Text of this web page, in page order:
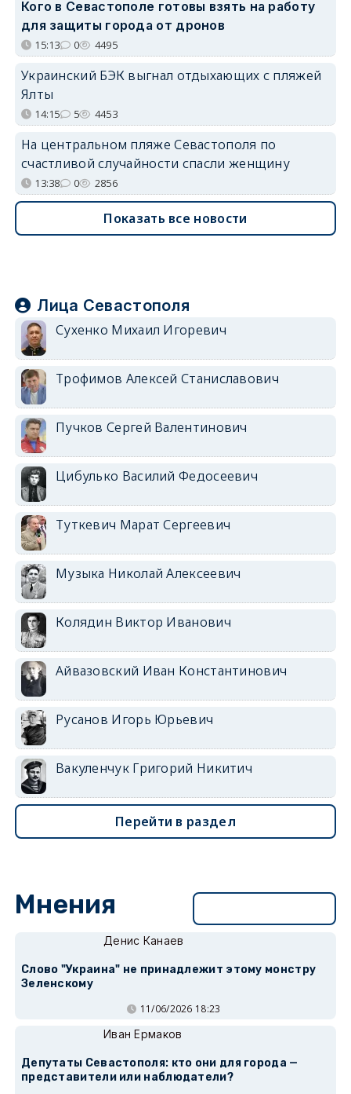
Кого в Севастополе готовы взять на работу
для защиты города от дронов
15:13 0 4495
Украинский БЭК выгнал отдыхающих с пляжей
Ялты
14:15 5 4453
На центральном пляже Севастополя по
счастливой случайности спасли женщину
13:38 0 2856
Показать все новости
Лица Севастополя
Сухенко Михаил Игоревич
Трофимов Алексей Станиславович
Пучков Сергей Валентинович
Цибулько Василий Федосеевич
Туткевич Марат Сергеевич
Музыка Николай Алексеевич
Колядин Виктор Иванович
Айвазовский Иван Константинович
Русанов Игорь Юрьевич
Вакуленчук Григорий Никитич
Перейти в раздел
Мнения
Денис Канаев
Слово "Украина" не принадлежит этому монстру
Зеленскому
11/06/2026 18:23
Иван Ермаков
Депутаты Севастополя: кто они для города —
представители или наблюдатели?